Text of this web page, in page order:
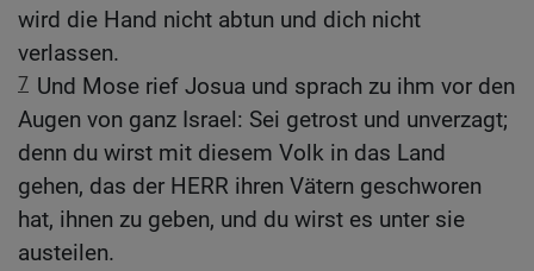
wird die Hand nicht abtun und dich nicht
verlassen.
7 Und Mose rief Josua und sprach zu ihm vor den
Augen von ganz Israel: Sei getrost und unverzagt;
denn du wirst mit diesem Volk in das Land
gehen, das der HERR ihren Vätern geschworen
hat, ihnen zu geben, und du wirst es unter sie
austeilen.